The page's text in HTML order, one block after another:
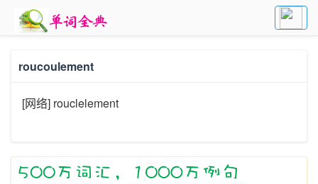
roucoulement
[网络] rouclelement